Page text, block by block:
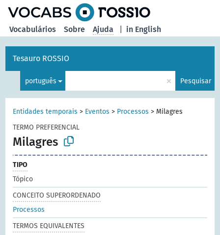
in English
Vocabulários Sobre Ajuda
Tesauro ROSSIO
português × Pesquisar
Entidades temporais > Eventos > Processos > Milagres
TERMO PREFERENCIAL
Milagres
TIPO
Tópico
CONCEITO SUPERORDENADO
Processos
TERMOS EQUIVALENTES